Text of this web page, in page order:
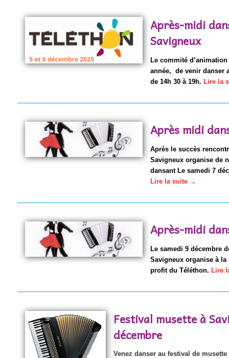
Après-midi
Savigneux
Le commité
année, de venir danser
de 14h 30 à 19h.Lire la
Après midi
Après le succès
Savigneux organise de
dansant Le samedi 7
Lire la suite →
Après-midi
Le samedi 9 décembre
Savigneux organise à
profit du Téléthon.Lire
Festival musette à
décembre
Venez danser au festival de